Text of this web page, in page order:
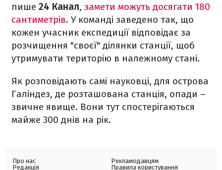
пише 24 Канал, замети можуть досягати 180
сантиметрів. У команді заведено так, що
кожен учасник експедиції відповідає за
розчищення "своєї" ділянки станції, щоб
утримувати територію в належному стані.
Як розповідають самі науковці, для острова
Галіндез, де розташована станція, опади –
звичне явище. Вони тут спостерігаються
майже 300 днів на рік.
Про нас
Редакція
Рекламодавцям
Правила користування